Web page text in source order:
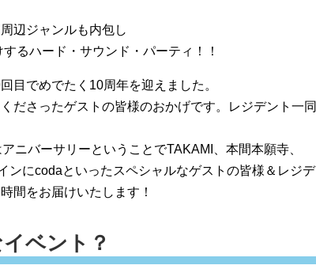
辺ジャンルも内包し
るハード・サウンド・パーティ！！
目でめでたく10周年を迎えました。
ださったゲストの皆様のおかげです。レジデント一同
ニバーサリーということでTAKAMI、本間本願寺、
ンにcodaといったスペシャルなゲストの皆様＆レジデ
間をお届けいたします！
ベント？